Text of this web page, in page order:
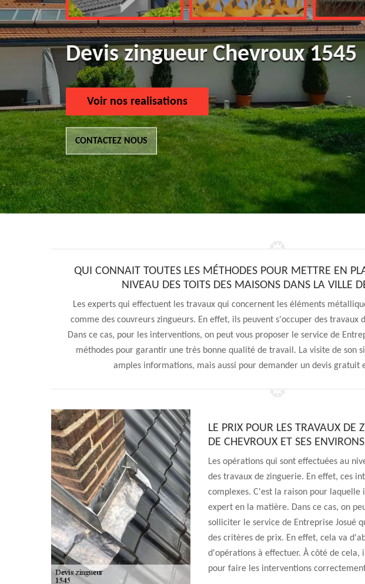
Devis zingueur Chevroux 1545
Voir nos realisations
CONTACTEZ NOUS
QUI CONNAIT TOUTES LES MÉTHODES POUR METTRE EN
NIVEAU DES TOITS DES MAISONS DANS LA VILLE
Les experts qui effectuent les travaux qui concernent les éléments
comme des couvreurs zingueurs. En effet, ils peuvent s'occuper des travaux
Dans ce cas, pour les interventions, on peut vous proposer le service de
méthodes pour garantir une très bonne qualité de travail. La visite de son
amples informations, mais aussi pour demander un devis gratuit
LE PRIX POUR LES TRAVAUX DE
DE CHEVROUX ET SES ENVIRONS
Les opérations qui sont effectuées au
des travaux de zinguerie. En effet, ces
complexes. C'est la raison pour laquelle
expert en la matière. Dans ce cas, on
solliciter le service de Entreprise Josué
des critères de prix. En effet, cela va
d'opérations à effectuer. À côté de cela,
pour faire les interventions